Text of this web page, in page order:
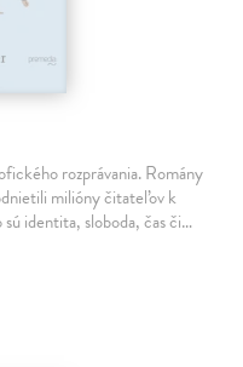
rozprávania. Romány
milióny čitateľov k
identita, sloboda, čas či…